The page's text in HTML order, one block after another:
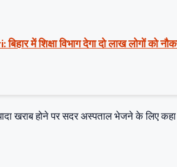
में शिक्षा विभाग देगा दो लाख लोगों को
खराब होने पर सदर अस्पताल भेजने के लिए